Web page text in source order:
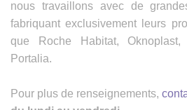
nous travaillons avec de
fabriquant exclusivement leurs
que Roche Habitat,
Portalia.
Pour plus de renseignements,